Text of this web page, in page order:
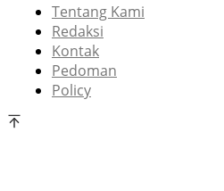
Tentang Kami
Redaksi
Kontak
Pedoman
Policy